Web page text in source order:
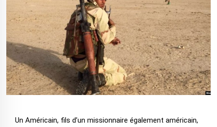
Un Américain, fils d’un missionnaire également américain,